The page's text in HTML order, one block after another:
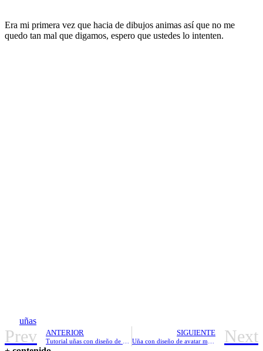
Era mi primera vez que hacia de dibujos animas así que no me
quedo tan mal que digamos, espero que ustedes lo intenten.
uñas
Prev ANTERIOR SIGUIENTE Next